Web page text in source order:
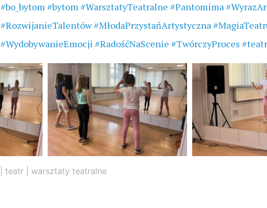
#bo_bytom#bytom#WarsztatyTeatralne #Pantomima
#RozwijanieTalentów#MłodaPrzystańArtystyczna
#WydobywanieEmocji #RadośćNaScenie #TwórczyProces
|teatr warsztaty teatralne